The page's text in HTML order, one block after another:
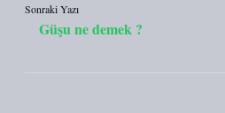
Sonraki Yazı
Güşu ne demek ?